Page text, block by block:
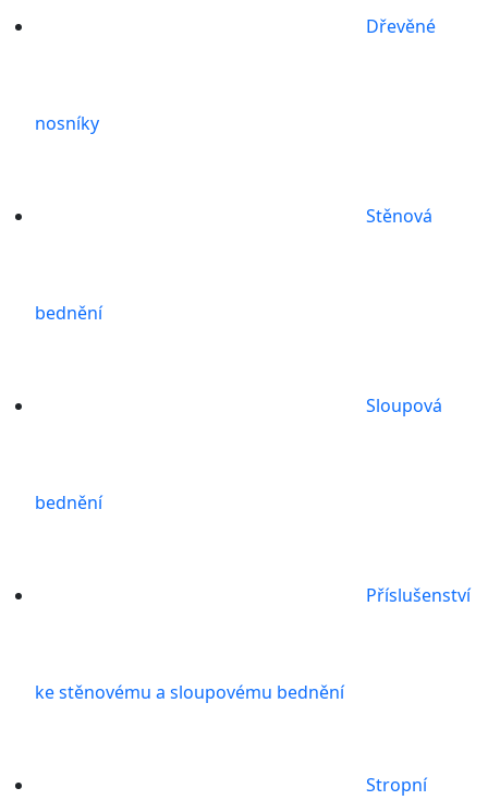
Dřevěné
nosníky
Stěnová
bednění
Sloupová
bednění
Příslušenství
ke stěnovému a sloupovému bednění
Stropní